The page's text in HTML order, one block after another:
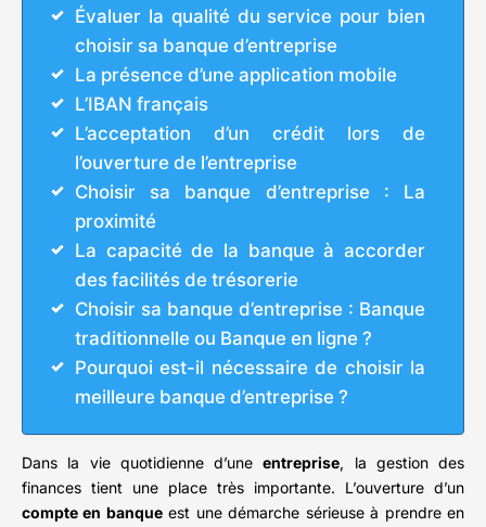
Évaluer la qualité du service pour bien
choisir sa banque d’entreprise
La présence d’une application mobile
L’IBAN français
L’acceptation d’un crédit lors de
l’ouverture de l’entreprise
Choisir sa banque d’entreprise : La
proximité
La capacité de la banque à accorder
des facilités de trésorerie
Choisir sa banque d’entreprise : Banque
traditionnelle ou Banque en ligne ?
Pourquoi est-il nécessaire de choisir la
meilleure banque d’entreprise ?
Dans la vie quotidienne d’uneentreprise, la gestion des
finances tient une place très importante. L’ouverture d’un
compte en banqueest une démarche sérieuse à prendre en